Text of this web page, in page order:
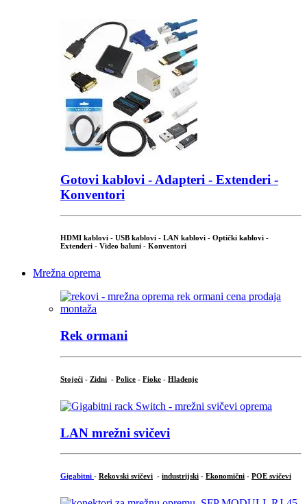
Gotovi kablovi - Adapteri - Extenderi -
Konventori
HDMI kablovi - USB kablovi - LAN kablovi - Optički kablovi -
Extenderi - Video baluni - Konventori
Mrežna oprema
Rek ormani
Stojeći - Zidni - Police - Fioke - Hlađenje
LAN mrežni svičevi
Gigabitni - Rekovski svičevi - industrijski - Ekonomični - POE svičevi